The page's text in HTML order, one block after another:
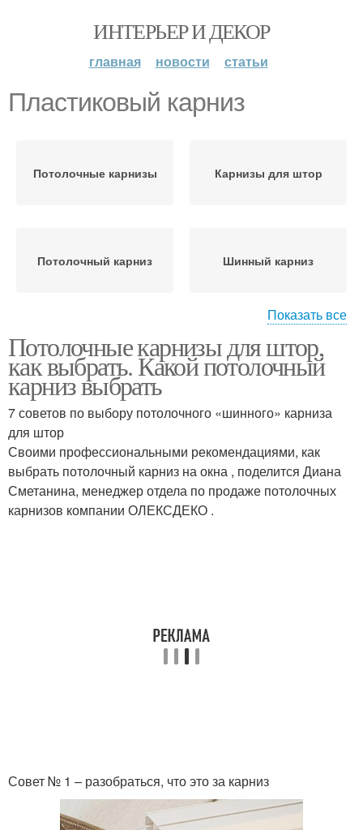
ИНТЕРЬЕР И ДЕКОР
главная новости статьи
Пластиковый карниз
Потолочные карнизы Карнизы для штор
Потолочный карниз Шинный карниз
Карниз для штор Карниз на стену
Карниз к потолку
Материал для
Показать все
Потолочные карнизы для штор,
как выбрать. Какой потолочный
карниз выбрать
7 советов по выбору потолочного «шинного» карниза
для штор
Своими профессиональными рекомендациями, как
выбрать потолочный карниз на окна , поделится Диана
Сметанина, менеджер отдела по продаже потолочных
карнизов компании ОЛЕКСДЕКО .
Совет № 1 – разобраться, что это за карниз